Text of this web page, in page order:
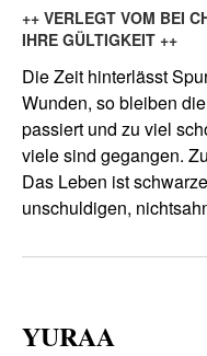
++ VERLEGT VOM BEI
IHRE GÜLTIGKEIT ++
Die Zeit hinterlässt
Wunden, so bleiben
passiert und zu viel
viele sind gegangen.
Das Leben ist
unschuldigen,
YURAA